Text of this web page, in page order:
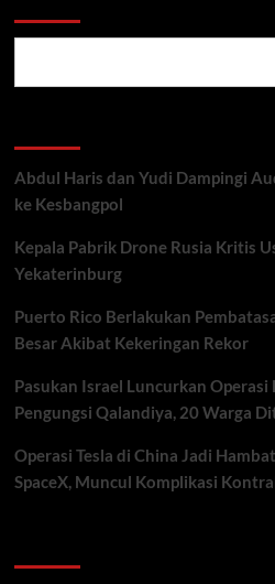
Abdul Haris dan Yudi Dampingi
ke Kesbangpol
Kepala Pabrik Drone Rusia Kritis
Yekaterinburg
Puerto Rico Berlakukan
Besar Akibat Kekeringan Rekor
Pasukan Israel Luncurkan Operasi
Pengungsi Qalandiya, 20 Warga
Operasi Tesla di China Jadi
SpaceX, Muncul Komplikasi